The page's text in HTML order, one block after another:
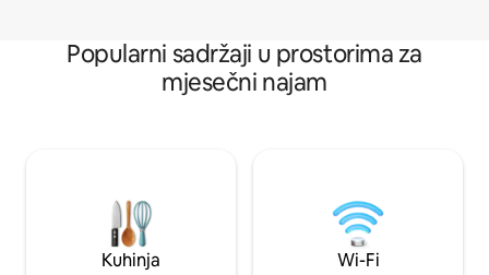
Popularni sadržaji u prostorima za
mjesečni najam
Kuhinja Wi-Fi